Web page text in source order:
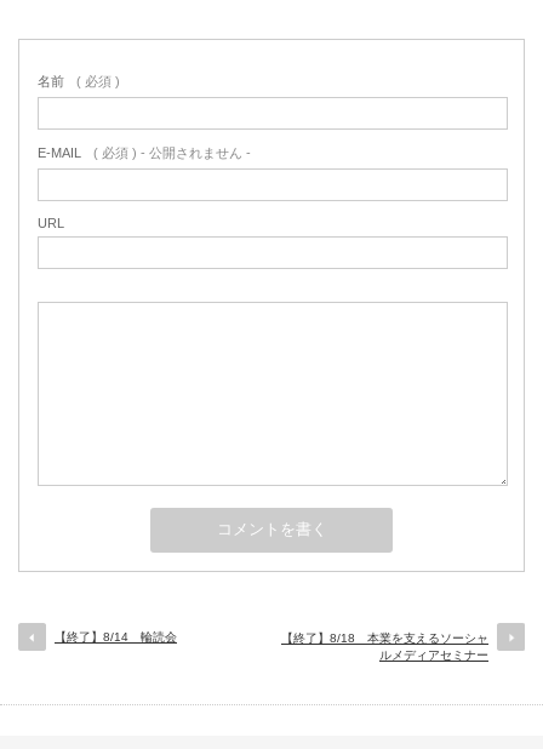
名前 ( 必須 )
E-MAIL ( 必須 ) - 公開されません -
URL
【終了】8/14 輪読会
【終了】8/18 本業を支えるソーシャ
ルメディアセミナー